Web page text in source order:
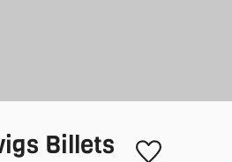
Billets